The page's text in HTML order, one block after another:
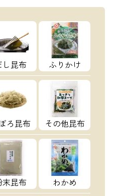
し昆布 ふりかけ
ろ昆布 その他昆布
末昆布 わかめ